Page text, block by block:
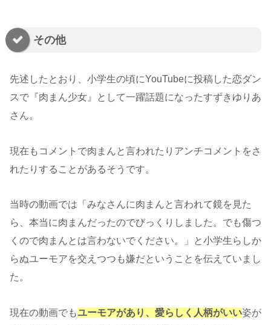
その他
先述したとおり、小学生の頃にYouTubeに投稿した恋ダン
スで『肉まん少女』として一躍話題になったすずきゆりあ
さん。
現在もコメントで肉まんと言われたりアンチコメントをさ
れたりすることがあるそうです。
当時の動画では「みなさんに肉まんと言われて鏡を見た
ら、本当に肉まんだったのでびっくりしました。でも傷つ
くので肉まんとは言わないでください。」と小学生らしか
らぬユーモアを交えつつも嫌だということを伝えていまし
た。
現在の動画でもユーモアがあり、愛らしく人柄がいい姿が